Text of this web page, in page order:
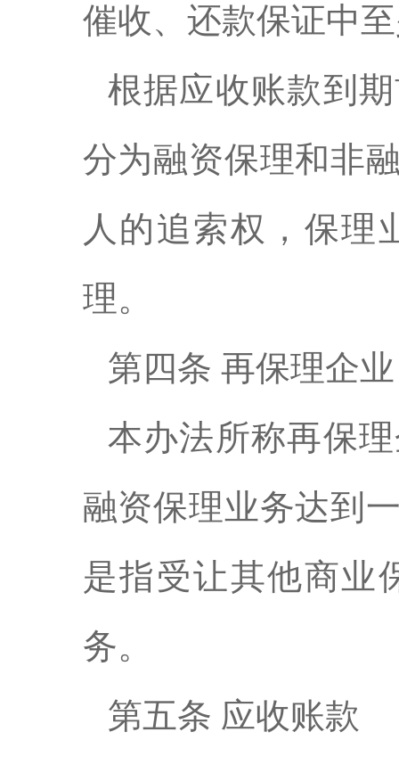
催收、还款保证中
根据应收账款到
分为融资保理和非
人的追索权，保理
理。
第四条 再保理企业
本办法所称再保
融资保理业务达到
是指受让其他商业
务。
第五条 应收账款